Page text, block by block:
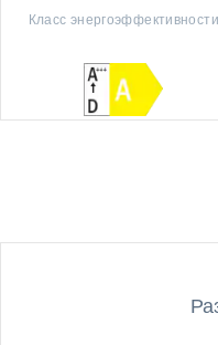
Класс энергоэффективности